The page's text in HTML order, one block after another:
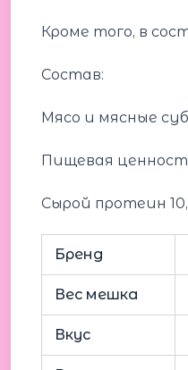
Кроме того, в
Состав:
Мясо и мясные
Пищевая
Сырой протеин
Бренд
Вес мешка
Вкус